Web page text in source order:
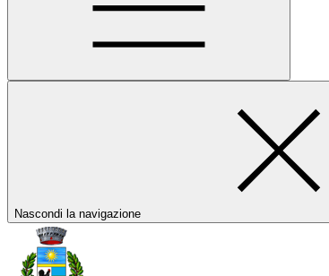
Nascondi la navigazione